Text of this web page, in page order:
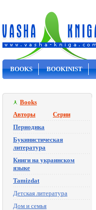
BOOKS BOOKINIST
Books
Авторы
Серии
Периодика
Букинистическая
литература
Книги на украинском
языке
Tamizdat
Детская литература
Дом и семья